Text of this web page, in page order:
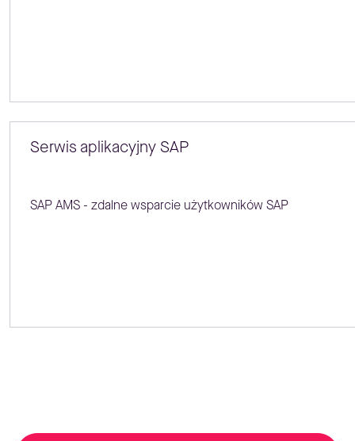
Serwis aplikacyjny SAP
SAP AMS - zdalne wsparcie użytkowników SAP